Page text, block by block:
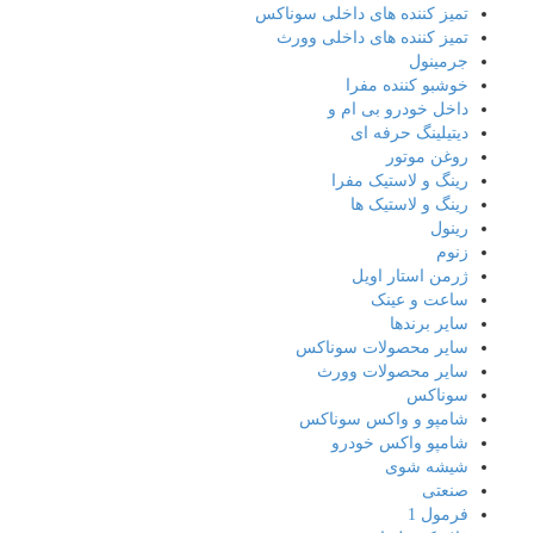
تمیز کننده های داخلی سوناکس
تمیز کننده های داخلی وورث
جرمینول
خوشبو کننده مفرا
داخل خودرو بی ام و
دیتیلینگ حرفه ای
روغن موتور
رینگ و لاستیک مفرا
رینگ و لاستیک ها
رینول
زنوم
ژرمن استار اویل
ساعت و عینک
سایر برندها
سایر محصولات سوناکس
سایر محصولات وورث
سوناکس
شامپو و واکس سوناکس
شامپو واکس خودرو
شیشه شوی
صنعتی
فرمول 1